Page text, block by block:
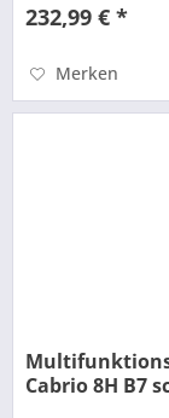
232,99 € *
Merken
Cabrio 8H B7